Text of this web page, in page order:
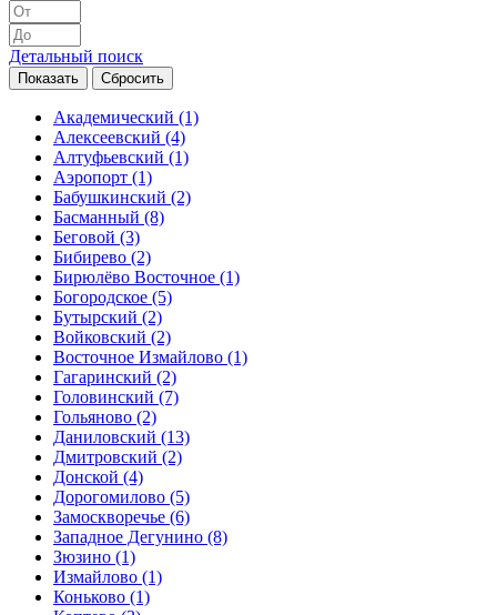
Детальный поиск
Академический (1)
Алексеевский (4)
Алтуфьевский (1)
Аэропорт (1)
Бабушкинский (2)
Басманный (8)
Беговой (3)
Бибирево (2)
Бирюлёво Восточное (1)
Богородское (5)
Бутырский (2)
Войковский (2)
Восточное Измайлово (1)
Гагаринский (2)
Головинский (7)
Гольяново (2)
Даниловский (13)
Дмитровский (2)
Донской (4)
Дорогомилово (5)
Замоскворечье (6)
Западное Дегунино (8)
Зюзино (1)
Измайлово (1)
Коньково (1)